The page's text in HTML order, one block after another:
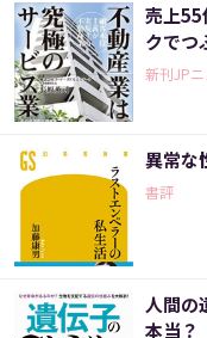
売上
クでつ
新刊JP
異常な
書評
人間の
本当？